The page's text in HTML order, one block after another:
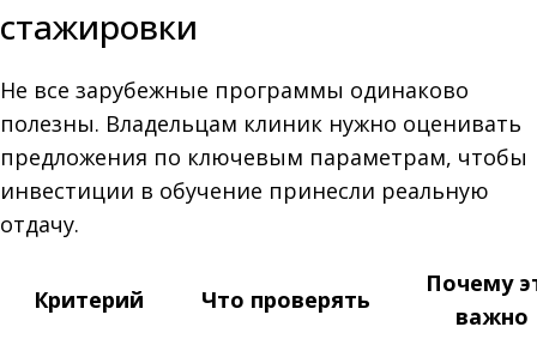
стажировки
Не все зарубежные программы одинаково
полезны. Владельцам клиник нужно оценивать
предложения по ключевым параметрам, чтобы
инвестиции в обучение принесли реальную
отдачу.
Критерий Что проверять
Почему
важно